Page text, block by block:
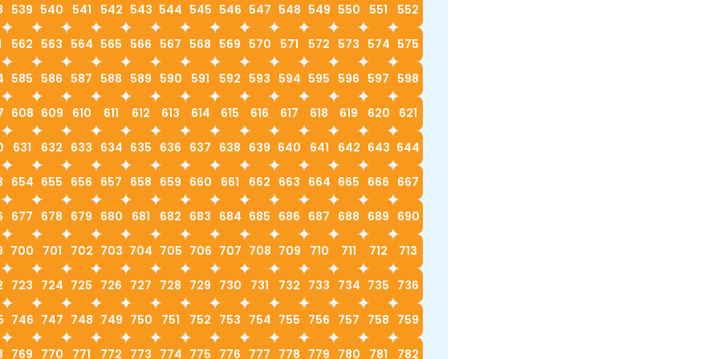
539 540 541 542 543 544 545 546 547 548 549 550 551 552
562 563 564 565 566 567 568 569 570 571 572 573 574 575
585 586 587 588 589 590 591 592 593 594 595 596 597 598
608 609 610 611 612 613 614 615 616 617 618 619 620 621
631 632 633 634 635 636 637 638 639 640 641 642 643 644
654 655 656 657 658 659 660 661 662 663 664 665 666 667
677 678 679 680 681 682 683 684 685 686 687 688 689 690
700 701 702 703 704 705 706 707 708 709 710 711 712 713
723 724 725 726 727 728 729 730 731 732 733 734 735 736
746 747 748 749 750 751 752 753 754 755 756 757 758 759
769 770 771 772 773 774 775 776 777 778 779 780 781 782